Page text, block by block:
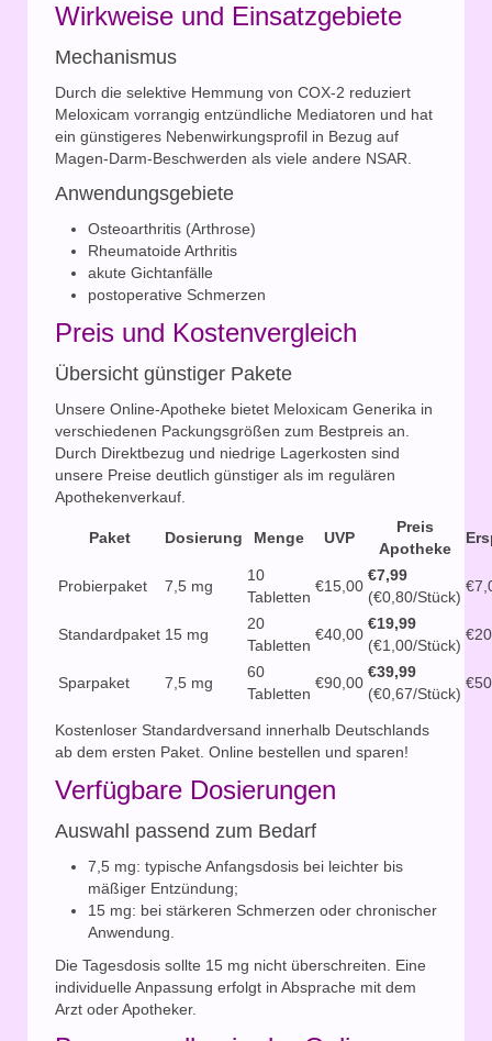
Wirkweise und Einsatzgebiete
Mechanismus
Durch die selektive Hemmung von COX-2 reduziert
Meloxicam vorrangig entzündliche Mediatoren und hat
ein günstigeres Nebenwirkungsprofil in Bezug auf
Magen-Darm-Beschwerden als viele andere NSAR.
Anwendungsgebiete
Osteoarthritis (Arthrose)
Rheumatoide Arthritis
akute Gichtanfälle
postoperative Schmerzen
Preis und Kostenvergleich
Übersicht günstiger Pakete
Unsere Online-Apotheke bietet Meloxicam Generika in
verschiedenen Packungsgrößen zum Bestpreis an.
Durch Direktbezug und niedrige Lagerkosten sind
unsere Preise deutlich günstiger als im regulären
Apothekenverkauf.
Paket Dosierung Menge UVP
Preis
Apotheke
Probierpaket 7,5 mg
10
Tabletten
€15,00
€7,99
(€0,80/Stück)
Standardpaket 15 mg
20
Tabletten
€40,00
€19,99
(€1,00/Stück)
Sparpaket 7,5 mg
60
Tabletten
€90,00
€39,99
(€0,67/Stück)
Kostenloser Standardversand innerhalb Deutschlands
ab dem ersten Paket. Online bestellen und sparen!
Verfügbare Dosierungen
Auswahl passend zum Bedarf
7,5 mg: typische Anfangsdosis bei leichter bis
mäßiger Entzündung;
15 mg: bei stärkeren Schmerzen oder chronischer
Anwendung.
Die Tagesdosis sollte 15 mg nicht überschreiten. Eine
individuelle Anpassung erfolgt in Absprache mit dem
Arzt oder Apotheker.